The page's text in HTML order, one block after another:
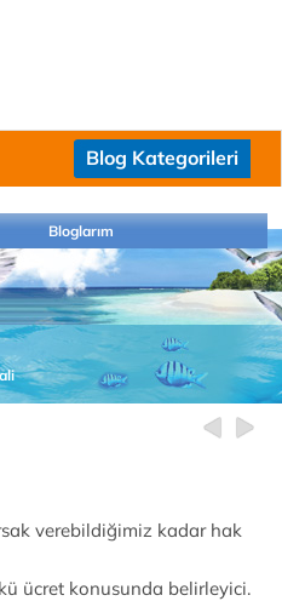
Blog Kategorileri
Bloglarım
verebildiğimiz kadar hak
ücret konusunda belirleyici.